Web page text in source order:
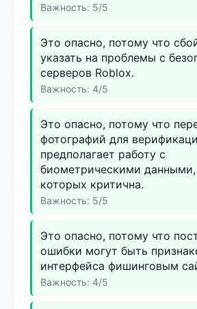
Важность: 5/5
Это опасно, потому что
указать на проблемы с
серверов Roblox.
Важность: 4/5
Это опасно, потому что
фотографий для
предполагает работу с
биометрическими данными,
которых критична.
Важность: 5/5
Это опасно, потому что
ошибки могут быть
интерфейса фишинговым
Важность: 4/5